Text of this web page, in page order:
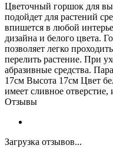
Цветочный горшок для
подойдет для растений
впишется в любой
дизайна и белого цвета.
позволяет легко
перелить растение. При
абразивные средства.
17см Высота 17см Цвет
имеет сливное отверстие,
Отзывы
Загрузка отзывов...